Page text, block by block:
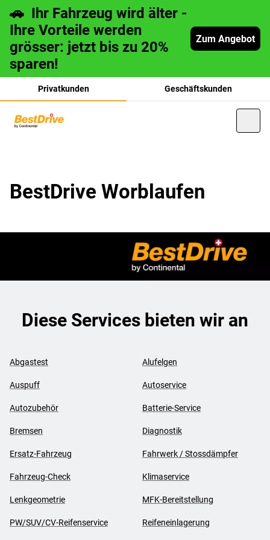
🚗 Ihr Fahrzeug wird älter -
Ihre Vorteile werden
grösser: jetzt bis zu 20%
sparen!
Zum Angebot
Privatkunden Geschäftskunden
BestDrive Worblaufen
Diese Services bieten wir an
Abgastest Alufelgen
Auspuff Autoservice
Autozubehör Batterie-Service
Bremsen Diagnostik
Ersatz-Fahrzeug Fahrwerk / Stossdämpfer
Fahrzeug-Check Klimaservice
Lenkgeometrie MFK-Bereitstellung
PW/SUV/CV-Reifenservice Reifeneinlagerung